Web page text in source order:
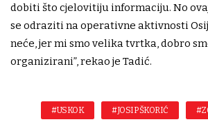
dobiti što cjelovitiju informaciju. No
se odraziti na operativne aktivnosti
neće, jer mi smo velika tvrtka, dobro
organizirani”, rekao je Tadić.
#USKOK #JOSIP ŠKORIĆ